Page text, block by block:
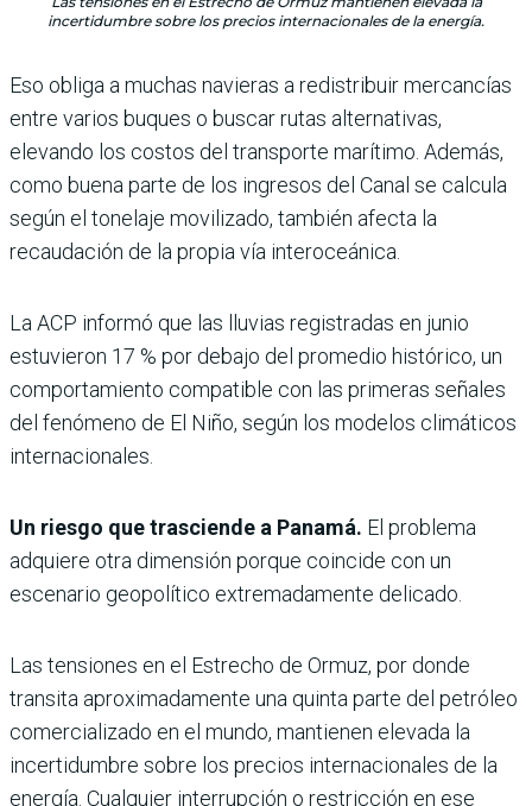
incertidumbre sobre los precios internacionales de la energía.
Eso obliga a muchas navieras a redistribuir mercancías
entre varios buques o buscar rutas alternativas,
elevando los costos del transporte marítimo. Además,
como buena parte de los ingresos del Canal se calcula
según el tonelaje movilizado, también afecta la
recaudación de la propia vía interoceánica.
La ACP informó que las lluvias registradas en junio
estuvieron 17 % por debajo del promedio histórico, un
comportamiento compatible con las primeras señales
del fenómeno de El Niño, según los modelos climáticos
internacionales.
Un riesgo que trasciende a Panamá. El problema
adquiere otra dimensión porque coincide con un
escenario geopolítico extremadamente delicado.
Las tensiones en el Estrecho de Ormuz, por donde
transita aproximadamente una quinta parte del petróleo
comercializado en el mundo, mantienen elevada la
incertidumbre sobre los precios internacionales de la
energía. Cualquier interrupción o restricción en ese